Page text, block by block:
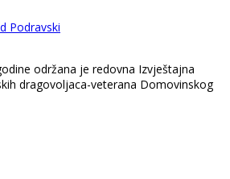
Podravski
održana je redovna Izvještajna
dragovoljaca-veterana Domovinskog